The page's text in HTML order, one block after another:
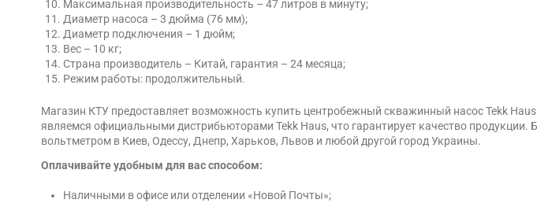
Максимальная производительность – 47 литров в минуту;
Диаметр насоса – 3 дюйма (76 мм);
Диаметр подключения – 1 дюйм;
Вес – 10 кг;
Страна производитель – Китай, гарантия – 24 месяца;
Режим работы: продолжительный.
Магазин КТУ предоставляет возможность купить центробежный скважинный насос Tekk
являемся официальными дистрибьюторами Tekk Haus, что гарантирует качество
вольтметром в Киев, Одессу, Днепр, Харьков, Львов и любой другой город Украины.
Оплачивайте удобным для вас способом:
Наличными в офисе или отделении «Новой Почты»;